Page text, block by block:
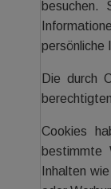
besuchen.
persönliche
Die durch
Cookies
bestimmte
Inhalten